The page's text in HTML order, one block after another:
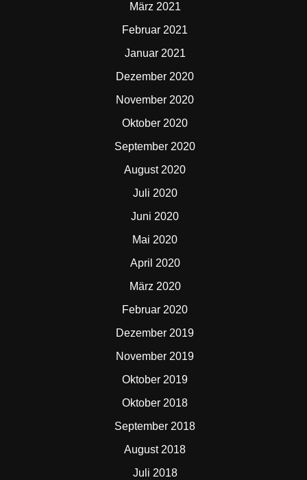
März 2021
Februar 2021
Januar 2021
Dezember 2020
November 2020
Oktober 2020
September 2020
August 2020
Juli 2020
Juni 2020
Mai 2020
April 2020
März 2020
Februar 2020
Dezember 2019
November 2019
Oktober 2019
Oktober 2018
September 2018
August 2018
Juli 2018